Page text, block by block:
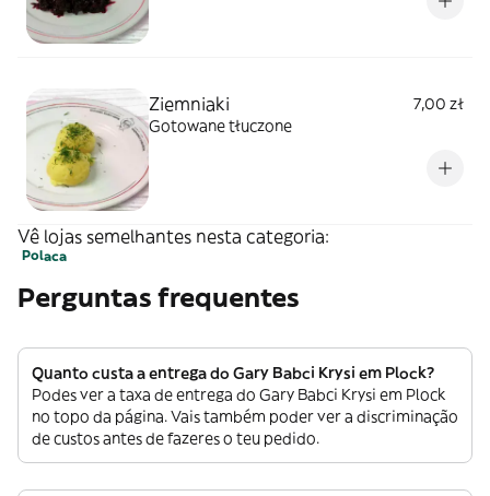
Ziemniaki
7,00 zł
Gotowane tłuczone
Vê lojas semelhantes nesta categoria:
Polaca
Perguntas frequentes
Quanto custa a entrega do Gary Babci Krysi em Plock?
Podes ver a taxa de entrega do Gary Babci Krysi em Plock
no topo da página. Vais também poder ver a discriminação
de custos antes de fazeres o teu pedido.